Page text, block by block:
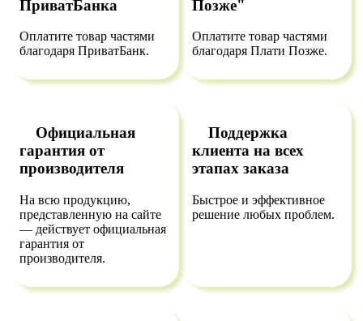
ПриватБанка
Оплатите товар частями
благодаря ПриватБанк.
Позже"
Оплатите товар частями
благодаря Плати Позже.
Официальная
гарантия от
производителя
На всю продукцию,
представленную на сайте
— действует официальная
гарантия от
производителя.
Поддержка
клиента на всех
этапах заказа
Быстрое и эффективное
решение любых проблем.